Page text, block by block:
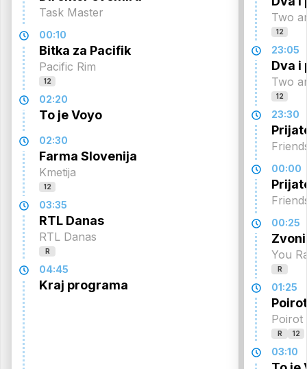
Task Master
00:10
Bitka za Pacifik
Pacific Rim
12
02:20
To je Voyo
02:30
Farma Slovenija
Kmetija
12
03:35
RTL Danas
RTL Danas
R
04:45
Kraj programa
Two
12
23:05
Dva i
Two
12
23:30
00:00
00:25
You
R
01:25
Poirot
R 12
03:10